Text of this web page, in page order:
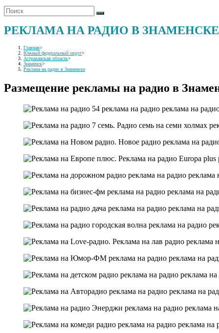
РЕКЛАМА НА РАДИО В ЗНАМЕНСКЕ
Главная>
Южный федеральный округ>
Астраханская область>
Знаменск>
Реклама на радио в Знаменске
Размещение рекламы на радио в